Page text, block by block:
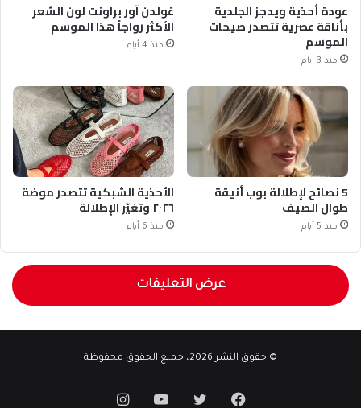
عودة أحذية ويدجز الجلدية
بأناقة عصرية تتصدر صيحات
الموسم
منذ 3 أيام
غولدن آور براونت لون الشعر
الأكثر رواجاً هذا الموسم
منذ 4 أيام
5 نصائح لإطلالة بوب أنيقة
طوال الصيف
منذ 5 أيام
الأحذية الشبكية تتصدر موضة
٢٠٢٦ وتغيّر الإطلالة
منذ 6 أيام
عرض التعليقات
© حقوق النشر 2026، جميع الحقوق محفوظة
فيسبوكتويتر يوتيوبانستقرام